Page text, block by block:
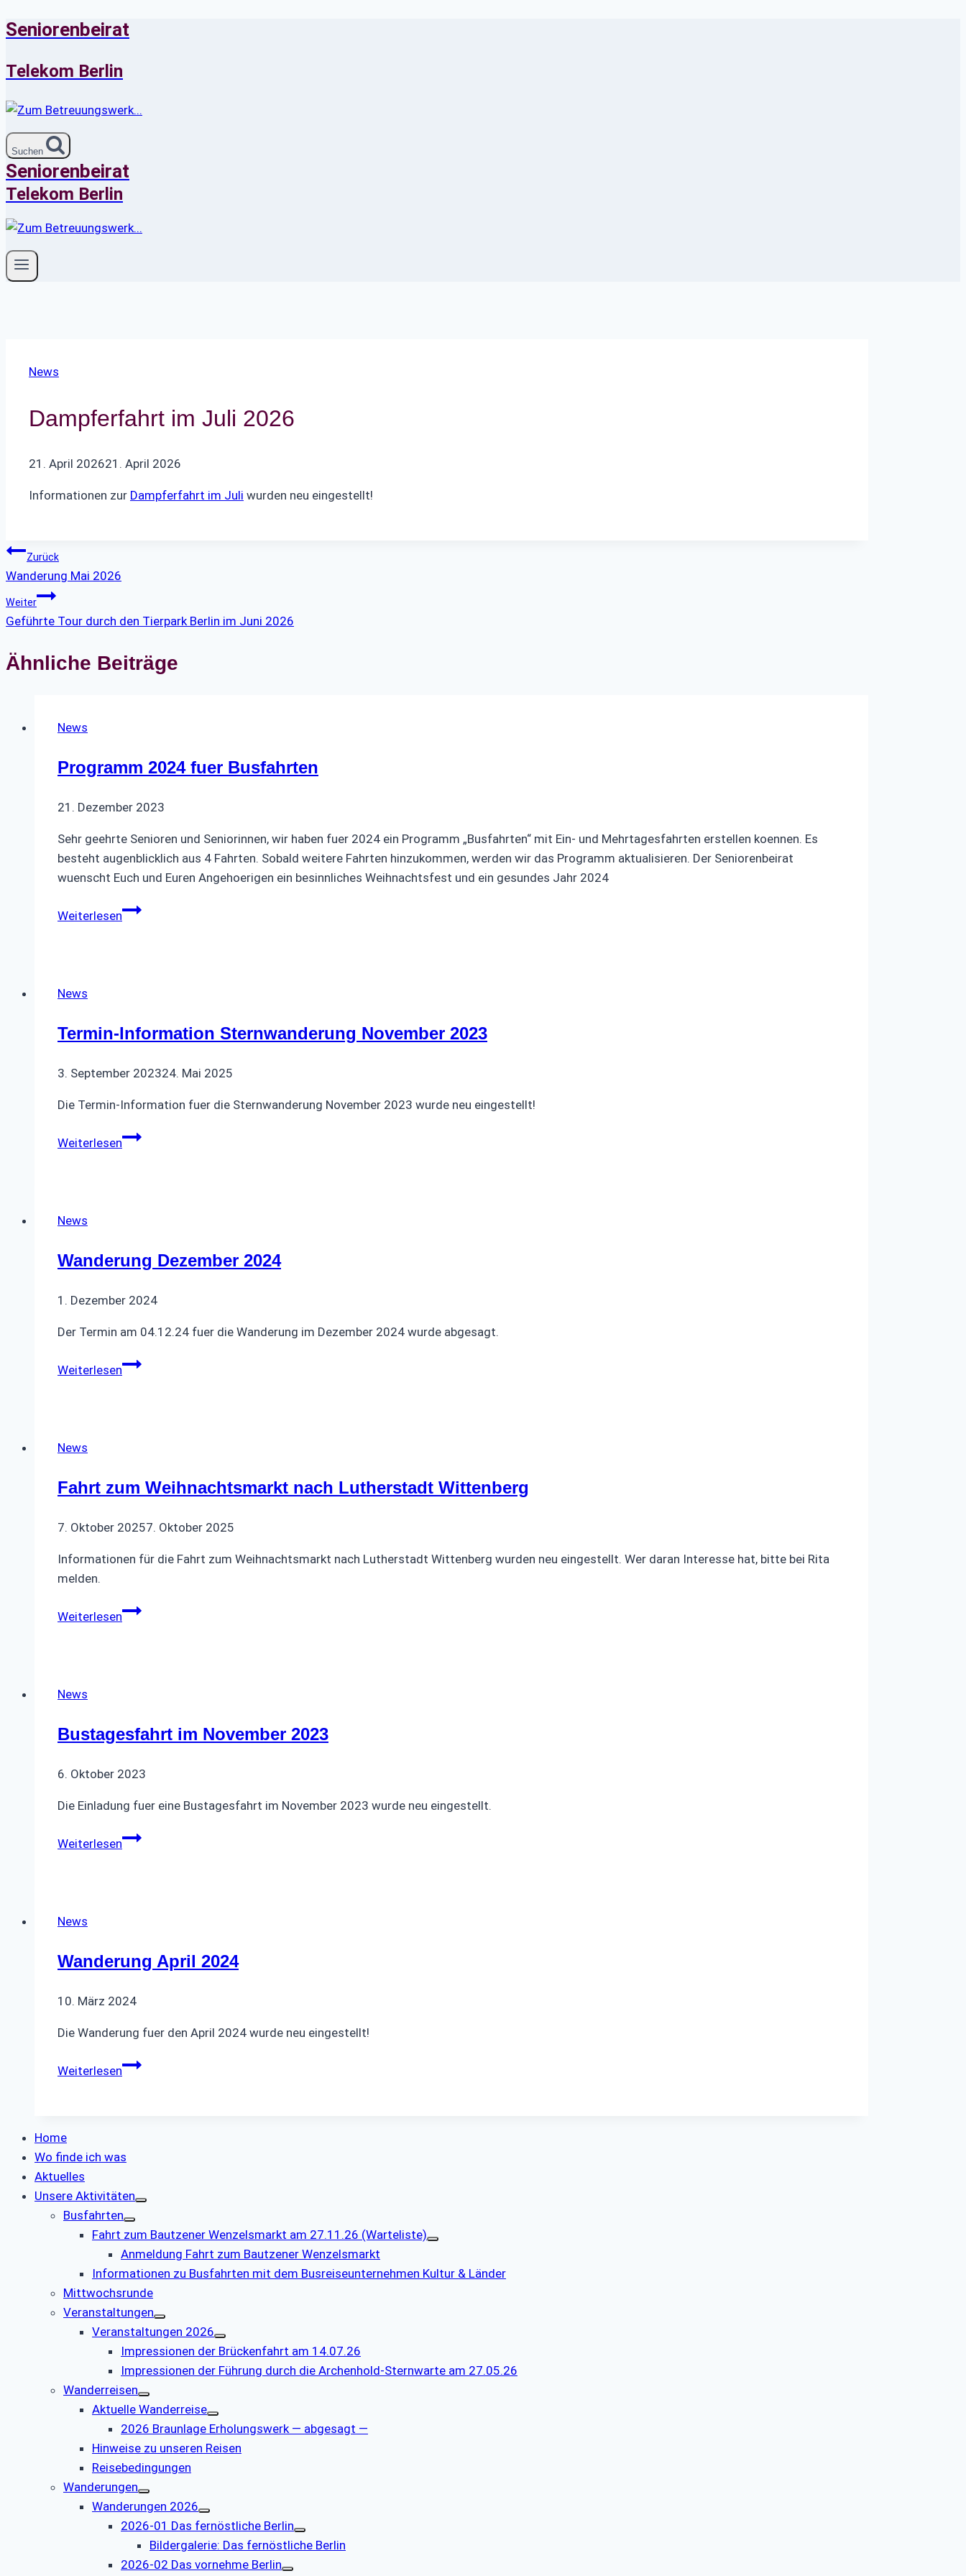
Zum
springen
Seniorenbeirat
Telekom Berlin
Suchen
Seniorenbeirat
Telekom Berlin
News
Dampferfahrt im Juli 2026
21. April 202621. April 2026
Informationen zur Dampferfahrt im Juli wurden neu eingestellt!
Beitragsnavigation
Zurück
Wanderung Mai 2026
Weiter
Geführte Tour durch den Tierpark Berlin im Juni 2026
Ähnliche Beiträge
News
Programm 2024 fuer Busfahrten
21. Dezember 2023
Sehr geehrte Senioren und Seniorinnen, wir haben fuer 2024 ein Programm „Busfahrten“ mit Ein- und Mehrtagesfahrten erstellen koennen. Es
besteht augenblicklich aus 4 Fahrten. Sobald weitere Fahrten hinzukommen, werden wir das Programm aktualisieren. Der Seniorenbeirat
wuenscht Euch und Euren Angehoerigen ein besinnliches Weihnachtsfest und ein gesundes Jahr 2024
WeiterlesenProgramm
News
Termin-Information Sternwanderung November 2023
3. September 202324. Mai 2025
Die Termin-Information fuer die Sternwanderung November 2023 wurde neu eingestellt!
WeiterlesenTermin-
News
Wanderung Dezember 2024
1. Dezember 2024
Der Termin am 04.12.24 fuer die Wanderung im Dezember 2024 wurde abgesagt.
WeiterlesenWanderung
News
Fahrt zum Weihnachtsmarkt nach Lutherstadt Wittenberg
7. Oktober 20257. Oktober 2025
Informationen für die Fahrt zum Weihnachtsmarkt nach Lutherstadt Wittenberg wurden neu eingestellt. Wer daran Interesse hat, bitte bei Rita
melden.
WeiterlesenFahrt
News
Bustagesfahrt im November 2023
6. Oktober 2023
Die Einladung fuer eine Bustagesfahrt im November 2023 wurde neu eingestellt.
WeiterlesenBustagesfahrt
News
Wanderung April 2024
10. März 2024
Die Wanderung fuer den April 2024 wurde neu eingestellt!
WeiterlesenWanderung
Home
Wo finde ich was
Aktuelles
Unsere Aktivitäten
Busfahrten
Fahrt zum Bautzener Wenzelsmarkt am 27.11.26 (Warteliste)
Anmeldung Fahrt zum Bautzener Wenzelsmarkt
Informationen zu Busfahrten mit dem Busreiseunternehmen Kultur & Länder
Mittwochsrunde
Veranstaltungen
Veranstaltungen 2026
Impressionen der Brückenfahrt am 14.07.26
Impressionen der Führung durch die Archenhold-Sternwarte am 27.05.26
Wanderreisen
Aktuelle Wanderreise
2026 Braunlage Erholungswerk — abgesagt —
Hinweise zu unseren Reisen
Reisebedingungen
Wanderungen
Wanderungen 2026
2026-01 Das fernöstliche Berlin
Bildergalerie: Das fernöstliche Berlin
2026-02 Das vornehme Berlin